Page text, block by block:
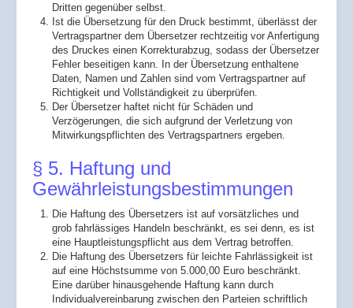
Dritten gegenüber selbst.
Ist die Übersetzung für den Druck bestimmt, überlässt der
Vertragspartner dem Übersetzer rechtzeitig vor Anfertigung
des Druckes einen Korrekturabzug, sodass der Übersetzer
Fehler beseitigen kann. In der Übersetzung enthaltene
Daten, Namen und Zahlen sind vom Vertragspartner auf
Richtigkeit und Vollständigkeit zu überprüfen.
Der Übersetzer haftet nicht für Schäden und
Verzögerungen, die sich aufgrund der Verletzung von
Mitwirkungspflichten des Vertragspartners ergeben.
§ 5. Haftung und
Gewährleistungsbestimmungen
Die Haftung des Übersetzers ist auf vorsätzliches und
grob fahrlässiges Handeln beschränkt, es sei denn, es ist
eine Hauptleistungspflicht aus dem Vertrag betroffen.
Die Haftung des Übersetzers für leichte Fahrlässigkeit ist
auf eine Höchstsumme von 5.000,00 Euro beschränkt.
Eine darüber hinausgehende Haftung kann durch
Individualvereinbarung zwischen den Parteien schriftlich